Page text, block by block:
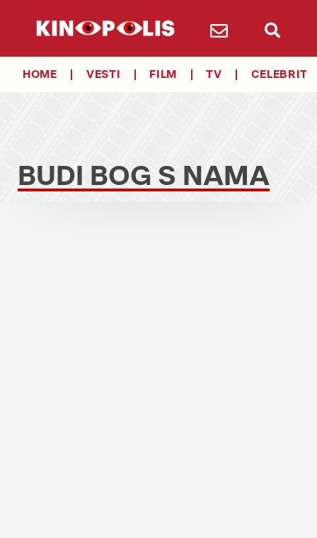
HOME VESTI FILM TV CELEBRITY
BUDI BOG S NAMA